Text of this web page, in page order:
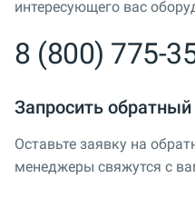
интересующего вас
8 (800) 775-
Запросить обратный
Оставьте заявку на
менеджеры свяжутся с